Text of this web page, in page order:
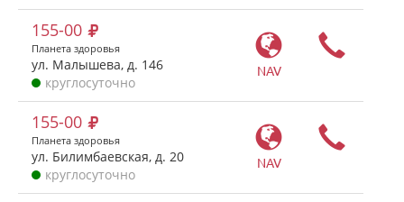
NAV
155-00
Планета здоровья
ул. Малышева, д. 146
круглосуточно
NAV
155-00
Планета здоровья
ул. Билимбаевская, д. 20
круглосуточно